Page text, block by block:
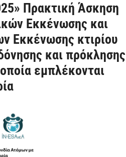
Πρακτική Άσκηση
Εκκένωσης και
Εκκένωσης κτιρίου
και πρόκλησης
εμπλέκονται